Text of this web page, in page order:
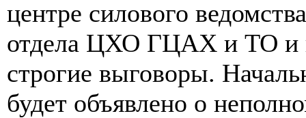
центре силового
отдела ЦХО ГЦАХ и ТО и
строгие выговоры.
будет объявлено о